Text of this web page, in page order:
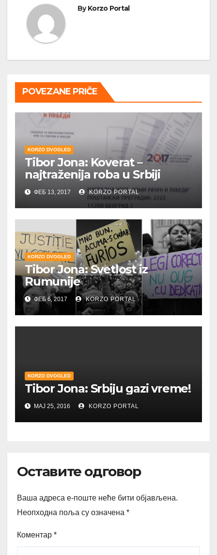
ByKorzo Portal
POVEZANE PRIČE
KORZO DVOGLED
Tibor Jona: Koverat –
najtraženija roba u Srbiji
ФЕБ 13, 2017 KORZO PORTAL
KORZO DVOGLED
Tibor Jona: Svetlost iz
Rumunije
ФЕБ 6, 2017 KORZO PORTAL
KORZO DVOGLED
Tibor Jona: Srbiju gazi vreme!
МАЈ 25, 2016 KORZO PORTAL
Оставите одговор
Ваша адреса е-поште неће бити објављена.
Неопходна поља су означена *
Коментар *